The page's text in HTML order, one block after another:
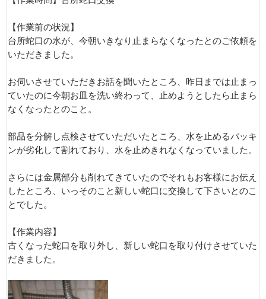
【作業前の状況】
台所蛇口の水が、今朝いきなり止まらなくなったとのご依頼を
いただきました。
お伺いさせていただきお話を聞いたところ、昨日までは止まっ
ていたのに今朝お皿を洗い終わって、止めようとしたら止まら
なくなったとのこと。
部品を分解し点検させていただいたところ、水を止めるパッキ
ンが劣化して割れており、水を止めきれなくなっていました。
さらには金属部分も削れてきていたのでそれもお客様にお伝え
したところ、いっそのこと新しい蛇口に交換して下さいとのこ
とでした。
【作業内容】
古くなった蛇口を取り外し、新しい蛇口を取り付けさせていた
だきました。